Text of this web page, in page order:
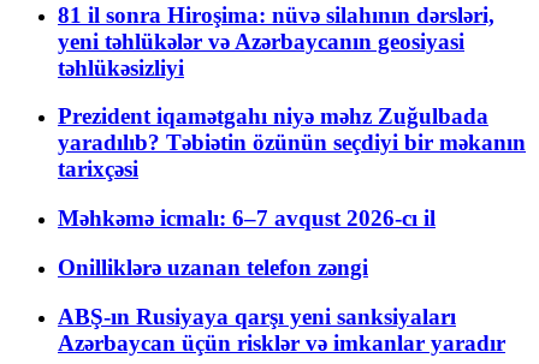
81 il sonra Hiroşima: nüvə silahının dərsləri,
yeni təhlükələr və Azərbaycanın geosiyasi
təhlükəsizliyi
Prezident iqamətgahı niyə məhz Zuğulbada
yaradılıb? Təbiətin özünün seçdiyi bir məkanın
tarixçəsi
Məhkəmə icmalı: 6–7 avqust 2026-cı il
Onilliklərə uzanan telefon zəngi
ABŞ-ın Rusiyaya qarşı yeni sanksiyaları
Azərbaycan üçün risklər və imkanlar yaradır